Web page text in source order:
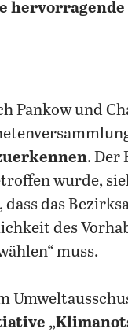
hervorragende
Pankow und
. Der
wurde,
dass das
des
muss.